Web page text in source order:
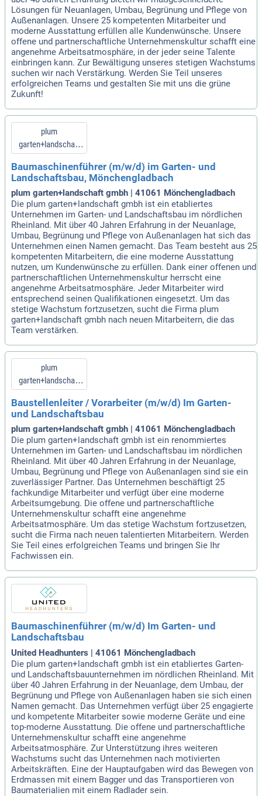
Lösungen für Neuanlagen, Umbau, Begrünung und Pflege von
Außenanlagen. Unsere 25 kompetenten Mitarbeiter und
moderne Ausstattung erfüllen alle Kundenwünsche. Unsere
offene und partnerschaftliche Unternehmenskultur schafft eine
angenehme Arbeitsatmosphäre, in der jeder seine Talente
einbringen kann. Zur Bewältigung unseres stetigen Wachstums
suchen wir nach Verstärkung. Werden Sie Teil unseres
erfolgreichen Teams und gestalten Sie mit uns die grüne
Zukunft!
plum
garten+landschaft
gmbh
Baumaschinenführer (m/w/d) im Garten- und
Landschaftsbau, Mönchengladbach
plum garten+landschaft gmbh | 41061 Mönchengladbach
Die plum garten+landschaft gmbh ist ein etabliertes
Unternehmen im Garten- und Landschaftsbau im nördlichen
Rheinland. Mit über 40 Jahren Erfahrung in der Neuanlage,
Umbau, Begrünung und Pflege von Außenanlagen hat sich das
Unternehmen einen Namen gemacht. Das Team besteht aus 25
kompetenten Mitarbeitern, die eine moderne Ausstattung
nutzen, um Kundenwünsche zu erfüllen. Dank einer offenen und
partnerschaftlichen Unternehmenskultur herrscht eine
angenehme Arbeitsatmosphäre. Jeder Mitarbeiter wird
entsprechend seinen Qualifikationen eingesetzt. Um das
stetige Wachstum fortzusetzen, sucht die Firma plum
garten+landschaft gmbh nach neuen Mitarbeitern, die das
Team verstärken.
plum
garten+landschaft
gmbh
Baustellenleiter / Vorarbeiter (m/w/d) Im Garten-
und Landschaftsbau
plum garten+landschaft gmbh | 41061 Mönchengladbach
Die plum garten+landschaft gmbh ist ein renommiertes
Unternehmen im Garten- und Landschaftsbau im nördlichen
Rheinland. Mit über 40 Jahren Erfahrung in der Neuanlage,
Umbau, Begrünung und Pflege von Außenanlagen sind sie ein
zuverlässiger Partner. Das Unternehmen beschäftigt 25
fachkundige Mitarbeiter und verfügt über eine moderne
Arbeitsumgebung. Die offene und partnerschaftliche
Unternehmenskultur schafft eine angenehme
Arbeitsatmosphäre. Um das stetige Wachstum fortzusetzen,
sucht die Firma nach neuen talentierten Mitarbeitern. Werden
Sie Teil eines erfolgreichen Teams und bringen Sie Ihr
Fachwissen ein.
Baumaschinenführer (m/w/d) Im Garten- und
Landschaftsbau
United Headhunters | 41061 Mönchengladbach
Die plum garten+landschaft gmbh ist ein etabliertes Garten-
und Landschaftsbauunternehmen im nördlichen Rheinland. Mit
über 40 Jahren Erfahrung in der Neuanlage, dem Umbau, der
Begrünung und Pflege von Außenanlagen haben sie sich einen
Namen gemacht. Das Unternehmen verfügt über 25 engagierte
und kompetente Mitarbeiter sowie moderne Geräte und eine
top-moderne Ausstattung. Die offene und partnerschaftliche
Unternehmenskultur schafft eine angenehme
Arbeitsatmosphäre. Zur Unterstützung ihres weiteren
Wachstums sucht das Unternehmen nach motivierten
Arbeitskräften. Eine der Hauptaufgaben wird das Bewegen von
Erdmassen mit einem Bagger und das Transportieren von
Baumaterialien mit einem Radlader sein.